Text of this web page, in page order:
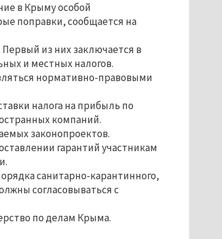
в Крыму особой
поправки, сообщается на
из них заключается в
и местных налогов.
нормативно-правовыми
налога на прибыль по
компаний.
законопроектов.
гарантий участникам
санитарно-карантинного,
согласовываться с
по делам Крыма.